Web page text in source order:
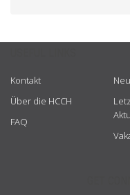
Kontakt
Über die HCCH
FAQ